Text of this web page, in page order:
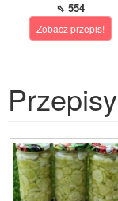
⇖ 554
Zobacz przepis!